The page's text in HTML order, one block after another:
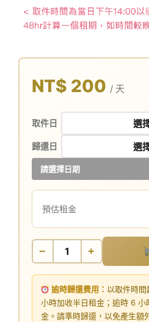
NT$ 200 / 天
取件日
歸還日
請選擇日期
預估租金
− +
逾時歸還費用：以取件時
小時加收半日租金；逾時 6 小
金。請準時歸還，以免產生額